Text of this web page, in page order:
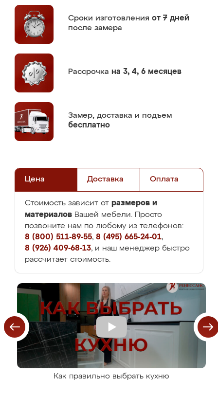
Сроки изготовления от 7 дней
после замера
Рассрочка на 3, 4, 6 месяцев
Замер, доставка и подъем
бесплатно
Цена Доставка Оплата
Стоимость зависит от размеров и
материалов Вашей мебели. Просто
позвоните нам по любому из телефонов:
8 (800) 511-89-55, 8 (495) 665-24-01,
8 (926) 409-68-13, и наш менеджер быстро
рассчитает стоимость.
Как правильно выбрать кухню